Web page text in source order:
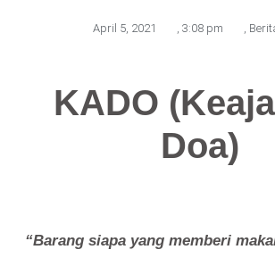
April 5, 2021 , 3:08 pm ,
KADO
Doa)
“Barang siapa yang memberi